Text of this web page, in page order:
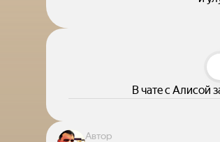
В чате с Алисой
Автор